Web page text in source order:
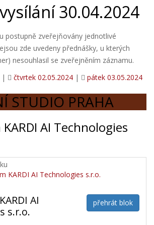
30.04.2024
postupně zveřejňovány jednotlivé
zde uvedeny přednášky, u kterých
nesouhlasil se zveřejněním záznamu.
| čtvrtek 02.05.2024 | pátek 03.05.2024
STUDIO PRAHA
AI Technologies
přehrát blok
AI
s.r.o.